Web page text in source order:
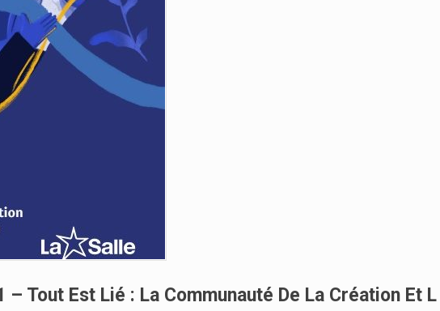
– Tout Est Lié : La Communauté De La Création Et L